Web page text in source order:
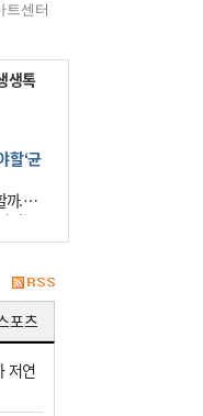
트센터
생톡
할 ‘균
까. 요
않는
을 다니
포츠
저연